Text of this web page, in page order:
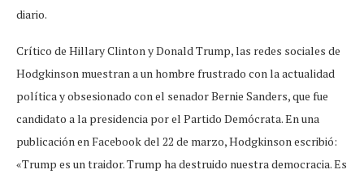
diario.
Crítico de Hillary Clinton y Donald Trump, las redes sociales de
Hodgkinson muestran a un hombre frustrado con la actualidad
política y obsesionado con el senador Bernie Sanders, que fue
candidato a la presidencia por el Partido Demócrata. En una
publicación en Facebook del 22 de marzo, Hodgkinson escribió:
«Trump es un traidor. Trump ha destruido nuestra democracia. Es